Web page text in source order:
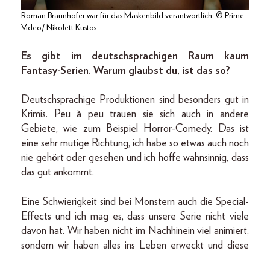
Roman Braunhofer war für das Maskenbild verantwortlich. © Prime
Video/ Nikolett Kustos
Es gibt im deutschsprachigen Raum kaum
Fantasy-Serien. Warum glaubst du, ist das so?
Deutschsprachige Produktionen sind besonders gut in
Krimis. Peu à peu trauen sie sich auch in andere
Gebiete, wie zum Beispiel Horror-Comedy. Das ist
eine sehr mutige Richtung, ich habe so etwas auch noch
nie gehört oder gesehen und ich hoffe wahnsinnig, dass
das gut ankommt.
Eine Schwierigkeit sind bei Monstern auch die Special-
Effects und ich mag es, dass unsere Serie nicht viele
davon hat. Wir haben nicht im Nachhinein viel animiert,
sondern wir haben alles ins Leben erweckt und diese